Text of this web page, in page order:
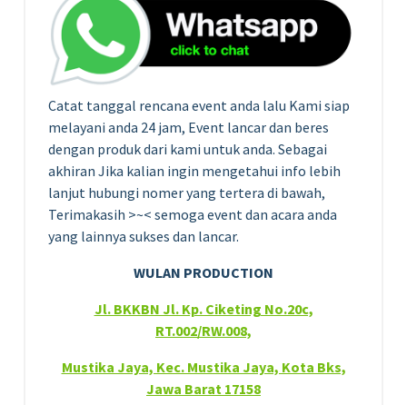
Catat tanggal rencana event anda lalu Kami siap
melayani anda 24 jam, Event lancar dan beres
dengan produk dari kami untuk anda. Sebagai
akhiran Jika kalian ingin mengetahui info lebih
lanjut hubungi nomer yang tertera di bawah,
Terimakasih >~< semoga event dan acara anda
yang lainnya sukses dan lancar.
WULAN PRODUCTION
Jl. BKKBN Jl. Kp. Ciketing No.20c,
RT.002/RW.008,
Mustika Jaya, Kec. Mustika Jaya, Kota Bks,
Jawa Barat 17158